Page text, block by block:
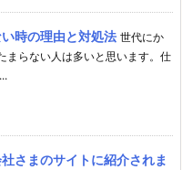
時の理由と対処法 世代にか
まらない人は多いと思います。仕
さまのサイトに紹介されま